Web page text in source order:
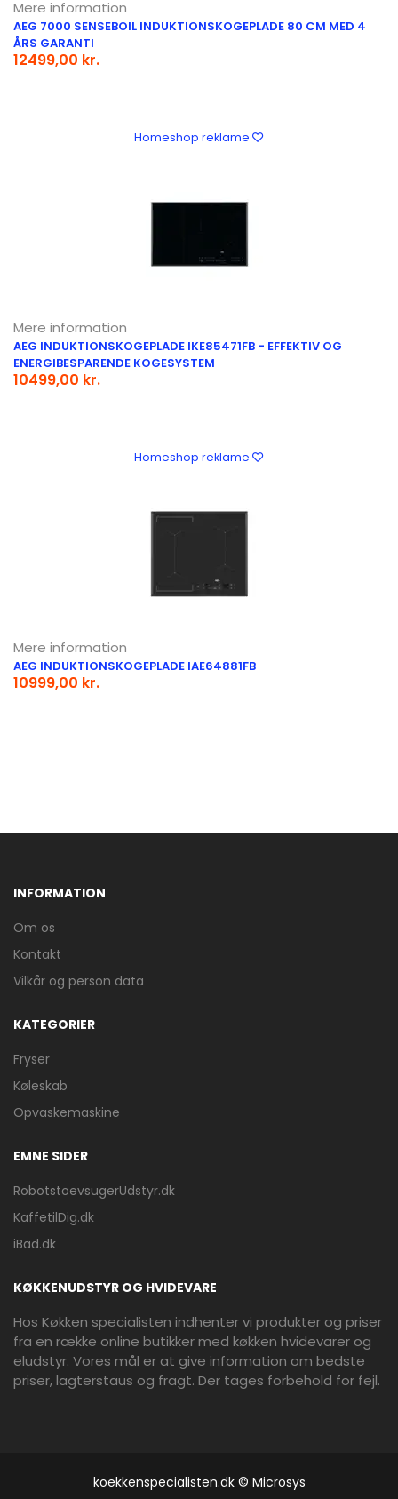
Mere information
AEG 7000 SENSEBOIL INDUKTIONSKOGEPLADE 80 CM MED 4
ÅRS GARANTI
12499,00 kr.
Homeshop reklame
Mere information
AEG INDUKTIONSKOGEPLADE IKE85471FB - EFFEKTIV OG
ENERGIBESPARENDE KOGESYSTEM
10499,00 kr.
Homeshop reklame
Mere information
AEG INDUKTIONSKOGEPLADE IAE64881FB
10999,00 kr.
INFORMATION
Om os
Kontakt
Vilkår og person data
KATEGORIER
Fryser
Køleskab
Opvaskemaskine
EMNE SIDER
RobotstoevsugerUdstyr.dk
KaffetilDig.dk
iBad.dk
KØKKENUDSTYR OG HVIDEVARE
Hos Køkken specialisten indhenter vi produkter og priser
fra en række online butikker med køkken hvidevarer og
eludstyr. Vores mål er at give information om bedste
priser, lagterstaus og fragt. Der tages forbehold for fejl.
koekkenspecialisten.dk © Microsys